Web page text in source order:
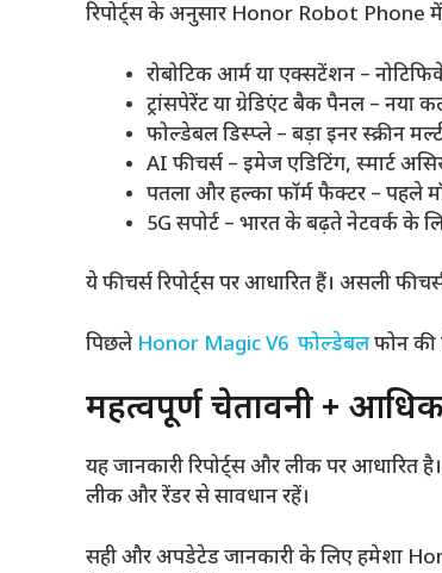
रिपोर्ट्स के अनुसार Honor Robot Phone
रोबोटिक आर्म या एक्सटेंशन –
ट्रांसपेरेंट या ग्रेडिएंट बैक पैनल – नया
फोल्डेबल डिस्प्ले – बड़ा इनर स्क्रीन
AI फीचर्स – इमेज एडिटिंग, स्मार्ट
पतला और हल्का फॉर्म फैक्टर – पहले
5G सपोर्ट – भारत के बढ़ते नेटवर्क के
ये फीचर्स रिपोर्ट्स पर आधारित हैं। असली
पिछले Honor Magic V6 फोल्डेबलफोन की
महत्वपूर्ण चेतावनी +
यह जानकारी रिपोर्ट्स और लीक पर
लीक और रेंडर से सावधान रहें।
सही और अपडेटेड जानकारी के लिए हमेशा